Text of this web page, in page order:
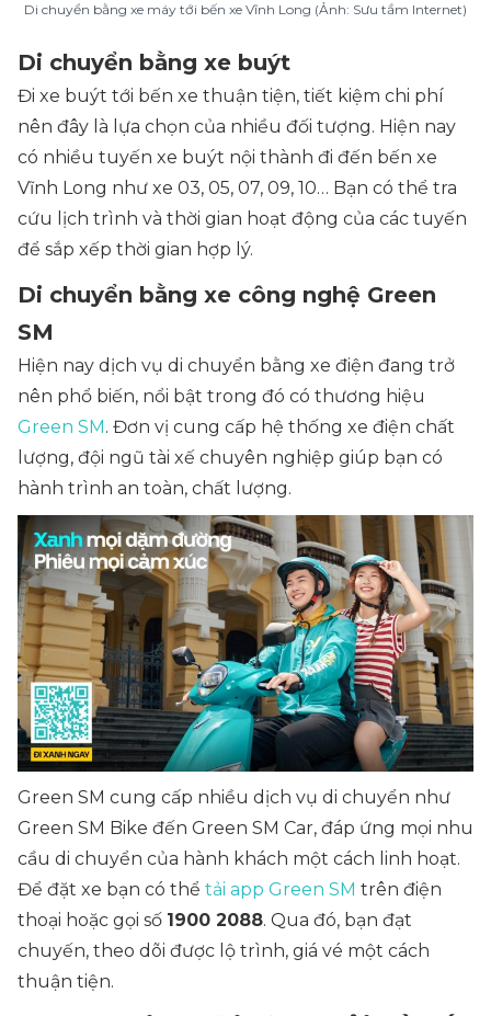
Di chuyển bằng xe máy tới bến xe Vĩnh Long (Ảnh: Sưu tầm Internet)
Di chuyển bằng xe buýt
Đi xe buýt tới bến xe thuận tiện, tiết kiệm chi phí
nên đây là lựa chọn của nhiều đối tượng. Hiện nay
có nhiều tuyến xe buýt nội thành đi đến bến xe
Vĩnh Long như xe 03, 05, 07, 09, 10… Bạn có thể tra
cứu lịch trình và thời gian hoạt động của các tuyến
để sắp xếp thời gian hợp lý.
Di chuyển bằng xe công nghệ Green
SM
Hiện nay dịch vụ di chuyển bằng xe điện đang trở
nên phổ biến, nổi bật trong đó có thương hiệu
Green SM. Đơn vị cung cấp hệ thống xe điện chất
lượng, đội ngũ tài xế chuyên nghiệp giúp bạn có
hành trình an toàn, chất lượng.
Green SM cung cấp nhiều dịch vụ di chuyển như
Green SM Bike đến Green SM Car, đáp ứng mọi nhu
cầu di chuyển của hành khách một cách linh hoạt.
Để đặt xe bạn có thể tải app Green SM trên điện
thoại hoặc gọi số 1900 2088. Qua đó, bạn đạt
chuyến, theo dõi được lộ trình, giá vé một cách
thuận tiện.